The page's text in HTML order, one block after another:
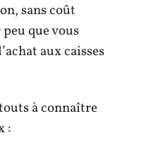
sans coût
que vous
aux caisses
à connaître
: